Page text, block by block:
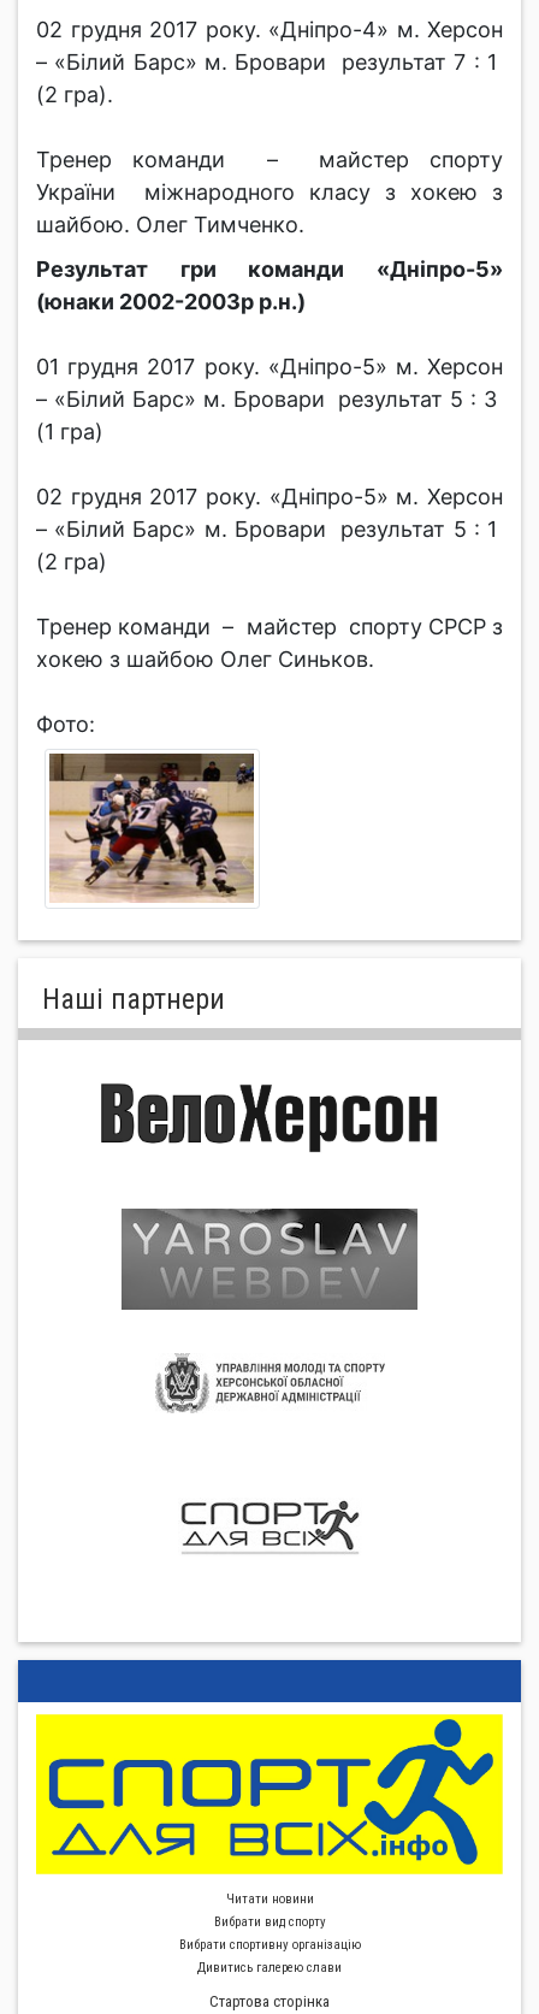
02 грудня 2017 року. «Дніпро-4» м. Херсон
– «Білий Барс» м. Бровари результат 7 : 1
(2 гра).
Тренер команди – майстер спорту
України міжнародного класу з хокею з
шайбою. Олег Тимченко.
Результат гри команди «Дніпро-5»
(юнаки 2002-2003р р.н.)
01 грудня 2017 року. «Дніпро-5» м. Херсон
– «Білий Барс» м. Бровари результат 5 : 3
(1 гра)
02 грудня 2017 року. «Дніпро-5» м. Херсон
– «Білий Барс» м. Бровари результат 5 : 1
(2 гра)
Тренер команди – майстер спорту СРСР з
хокею з шайбою Олег Синьков.
Фото:
Нашi партнери
Читати новини
Вибрати вид спорту
Вибрати спортивну органiзацiю
Дивитись галерею слави
Стартова сторiнка